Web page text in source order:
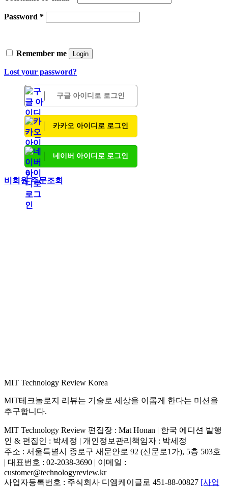
Password *
Remember me Login
Lost your password?
구글 아이디로 로그인
카카오 아이디로 로그인
네이버 아이디로 로그인
비회원 주문조회
MIT Technology Review Korea
MIT테크놀로지 리뷰는 기술로 세상을 이롭게 한다는 미션을
추구합니다.
MIT Technology Review 편집장 : Mat Honan | 한국 에디션 발행
인 & 편집인 : 박세정 | 개인정보관리책임자 : 박세정
주소 : 서울특별시 종로구 새문안로 92 (신문로1가), 5층 503호
| 대표번호 : 02-2038-3690 | 이메일 :
customer@technologyreview.kr
사업자등록번호 : 주식회사 디엠케이글로 451-88-00827 [사업